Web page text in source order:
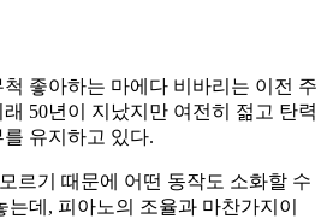
좋아하는 마에다 비바리는 이전 주
50년이 지났지만 여전히 젊고 탄력
유지하고 있다.
르기 때문에 어떤 동작도 소화할 수
데, 피아노의 조율과 마찬가지이